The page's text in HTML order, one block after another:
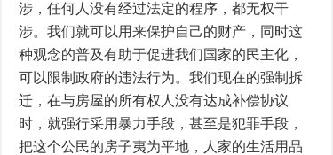
涉，任何人没有经过法定的程序，都无权干
涉。我们就可以用来保护自己的财产，同时这
种观念的普及有助于促进我们国家的民主化，
可以限制政府的违法行为。我们现在的强制拆
迁，在与房屋的所有权人没有达成补偿协议
时，就强行采用暴力手段，甚至是犯罪手段，
把这个公民的房子夷为平地，人家的生活用品